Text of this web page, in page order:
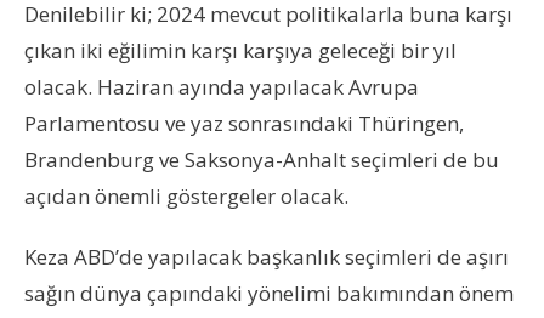
Denilebilir ki; 2024 mevcut politikalarla buna karşı
çıkan iki eğilimin karşı karşıya geleceği bir yıl
olacak. Haziran ayında yapılacak Avrupa
Parlamentosu ve yaz sonrasındaki Thüringen,
Brandenburg ve Saksonya-Anhalt seçimleri de bu
açıdan önemli göstergeler olacak.
Keza ABD’de yapılacak başkanlık seçimleri de aşırı
sağın dünya çapındaki yönelimi bakımından önem